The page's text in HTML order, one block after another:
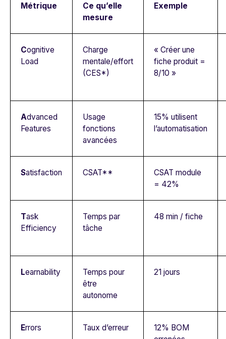
Métrique
Ce qu’elle
mesure
Exemple
Cognitive
Load
Charge
mentale/effort
(CES*)
« Créer une
fiche produit =
8/10 »
Advanced
Features
Usage
fonctions
avancées
15% utilisent
l’automatisation
Satisfaction CSAT**
CSAT module
= 42%
Task
Efficiency
Temps par
tâche
48 min / fiche
Learnability
Temps pour
être
autonome
21 jours
Errors Taux d’erreur
12% BOM